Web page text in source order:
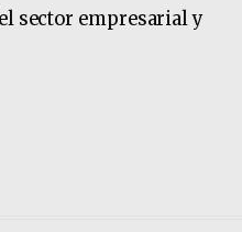
sector empresarial y